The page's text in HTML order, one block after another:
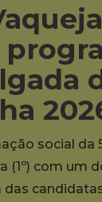
social da
(1º) com um
das